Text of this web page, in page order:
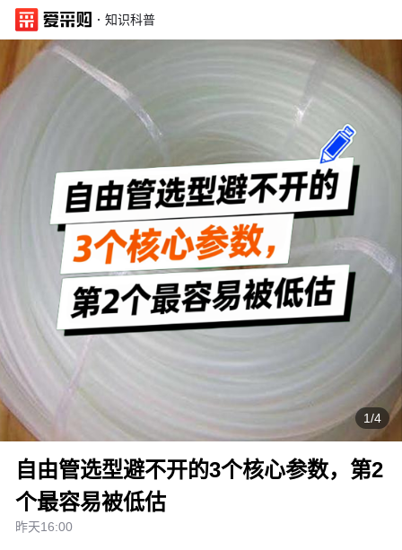
· 知识科普
1/4
自由管选型避不开的3个核心参数，第2
个最容易被低估
昨天16:00